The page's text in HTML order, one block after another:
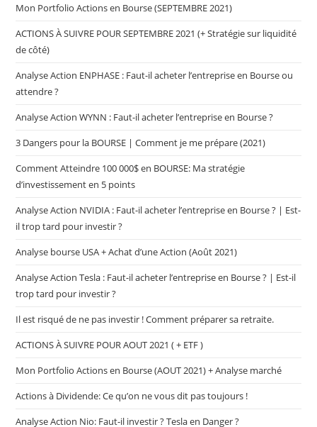
Mon Portfolio Actions en Bourse (SEPTEMBRE 2021)
ACTIONS À SUIVRE POUR SEPTEMBRE 2021 (+ Stratégie sur liquidité
de côté)
Analyse Action ENPHASE : Faut-il acheter l’entreprise en Bourse ou
attendre ?
Analyse Action WYNN : Faut-il acheter l’entreprise en Bourse ?
3 Dangers pour la BOURSE | Comment je me prépare (2021)
Comment Atteindre 100 000$ en BOURSE: Ma stratégie
d’investissement en 5 points
Analyse Action NVIDIA : Faut-il acheter l’entreprise en Bourse ? | Est-
il trop tard pour investir ?
Analyse bourse USA + Achat d’une Action (Août 2021)
Analyse Action Tesla : Faut-il acheter l’entreprise en Bourse ? | Est-il
trop tard pour investir ?
Il est risqué de ne pas investir ! Comment préparer sa retraite.
ACTIONS À SUIVRE POUR AOUT 2021 ( + ETF )
Mon Portfolio Actions en Bourse (AOUT 2021) + Analyse marché
Actions à Dividende: Ce qu’on ne vous dit pas toujours !
Analyse Action Nio: Faut-il investir ? Tesla en Danger ?